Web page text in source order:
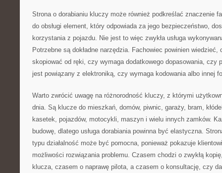
Strona o dorabianiu kluczy może również podkreślać znaczenie
do obsługi element, który odpowiada za jego bezpieczeństwo,
korzystania z pojazdu. Nie jest to więc zwykła usługa
Potrzebne są dokładne narzędzia. Fachowiec powinien
skopiować od ręki, czy wymaga dodatkowego dopasowania, czy
jest powiązany z elektroniką, czy wymaga kodowania albo innej
Warto zwrócić uwagę na różnorodność kluczy, z którymi
dnia. Są klucze do mieszkań, domów, piwnic, garaży, bram,
kasetek, pojazdów, motocykli, maszyn i wielu innych zamków.
budowę, dlatego usługa dorabiania powinna być elastyczna.
typu działalność może być pomocna, ponieważ pokazuje
możliwości rozwiązania problemu. Czasem chodzi o zwykłą
klucza, czasem o naprawę pilota, a czasem o konsultację, czy